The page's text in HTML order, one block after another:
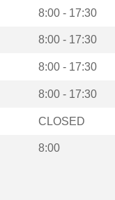
8:00 - 17:30
8:00 - 17:30
8:00 - 17:30
8:00 - 17:30
CLOSED
8:00